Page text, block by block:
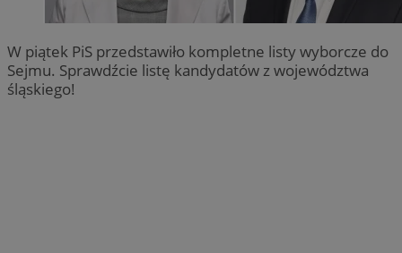
W piątek PiS przedstawiło kompletne listy wyborcze do
Sejmu. Sprawdźcie listę kandydatów z województwa
śląskiego!